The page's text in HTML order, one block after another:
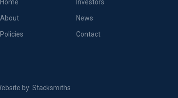
Home Investors
About News
Policies Contact
by: Stacksmiths